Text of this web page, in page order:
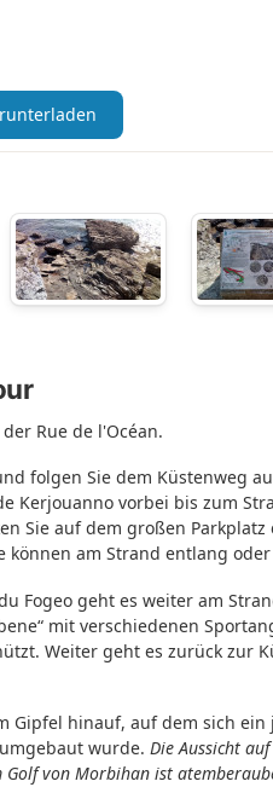
Rue de l'Océan.
folgen Sie dem Küstenweg
Kerjouanno vorbei bis zum
Sie auf dem großen
können am Strand entlang
Fogeo geht es weiter am
mit verschiedenen
Weiter geht es zurück zur
Gipfel hinauf, auf dem sich
wurde. Die Aussicht
von Morbihan ist